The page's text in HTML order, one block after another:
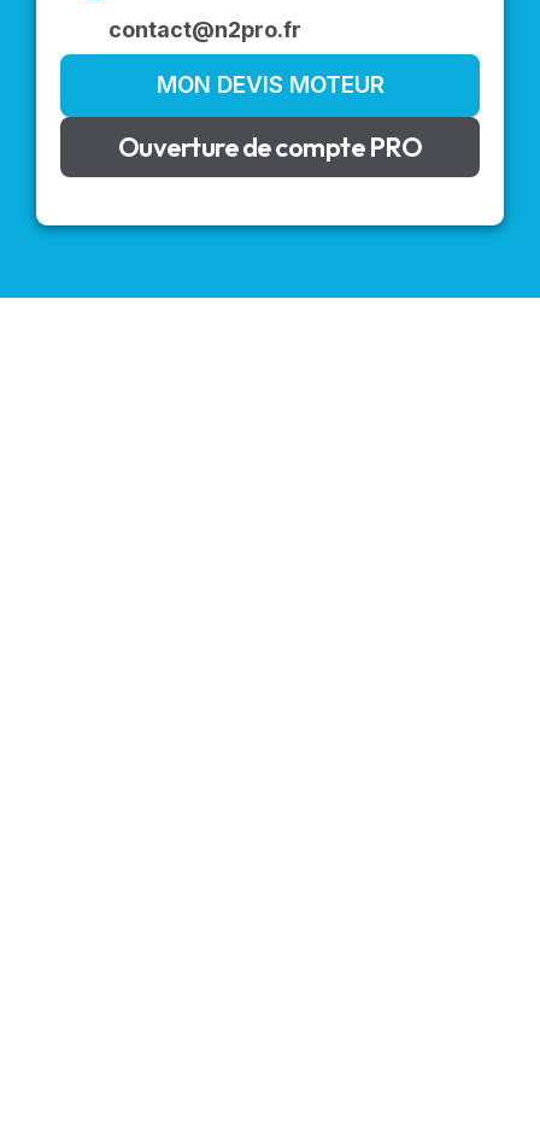
contact@n2pro.fr
MON DEVIS MOTEUR
Ouverture de compte PRO